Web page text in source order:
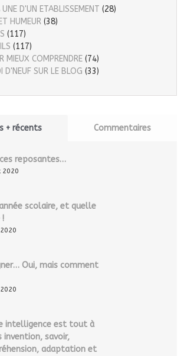
D'UN ETABLISSEMENT (28)
HUMEUR (38)
(117)
(117)
MIEUX COMPRENDRE (74)
D'NEUF SUR LE BLOG (33)
+ récents Commentaires
reposantes…
2020
scolaire, et quelle
!
Oui, mais comment
intelligence est tout à
invention, savoir,
adaptation et